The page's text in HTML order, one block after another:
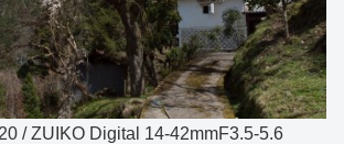
/ ZUIKO Digital 14-42mmF3.5-5.6